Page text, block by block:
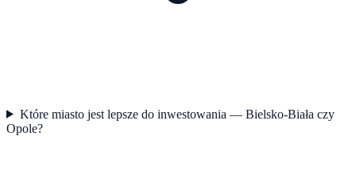
Które miasto jest lepsze do inwestowania — Bielsko-Biała czy
Opole?